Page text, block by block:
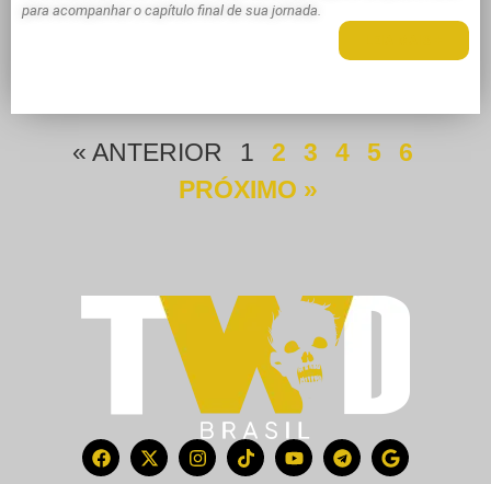
para acompanhar o capítulo final de sua jornada.
« ANTERIOR 1 2 3 4 5
6
PRÓXIMO »